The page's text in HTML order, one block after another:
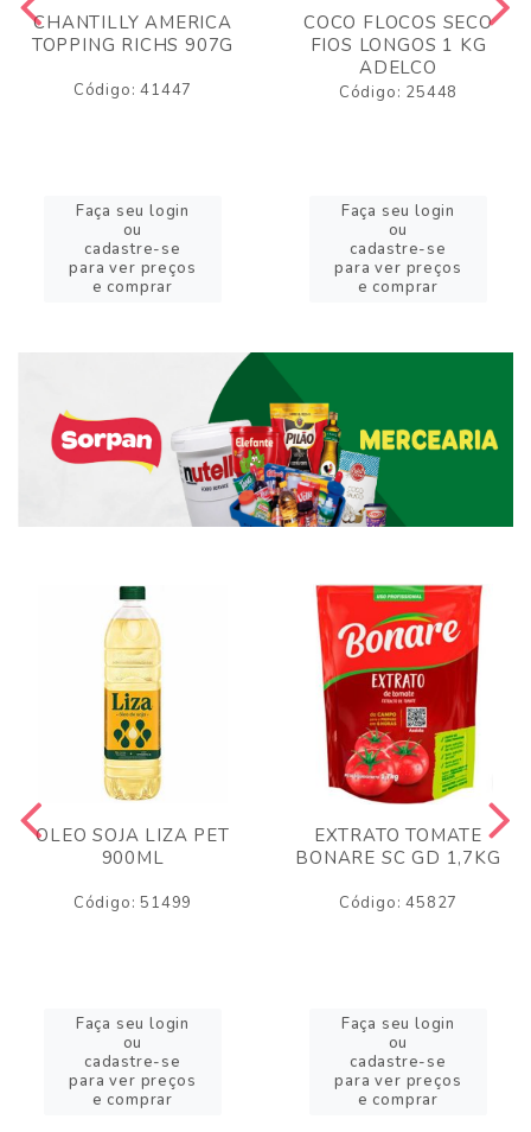
CHANTILLY AMERICA
TOPPING RICHS 907G
Código: 41447
Faça seu login
ou
cadastre-se
para ver preços
e comprar
COCO FLOCOS SECO
FIOS LONGOS 1 KG
ADELCO
Código: 25448
Faça seu login
ou
cadastre-se
para ver preços
e comprar
OLEO SOJA LIZA PET
900ML
Código: 51499
Faça seu login
ou
cadastre-se
para ver preços
e comprar
EXTRATO TOMATE
BONARE SC GD 1,7KG
Código: 45827
Faça seu login
ou
cadastre-se
para ver preços
e comprar